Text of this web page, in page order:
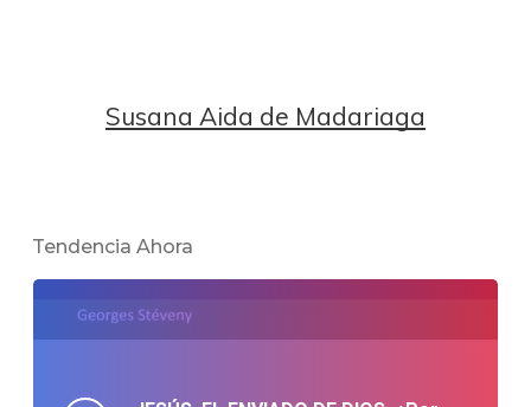
Susana Aida de Madariaga
Tendencia Ahora